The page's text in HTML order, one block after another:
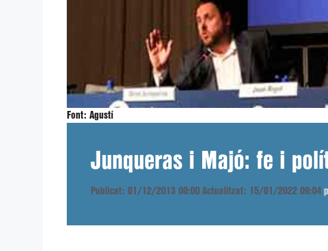
Font: Agustí
Junqueras i Majó: fe i
Publicat: 01/12/2013 00:00 Actualitzat: 15/01/2022 09:04